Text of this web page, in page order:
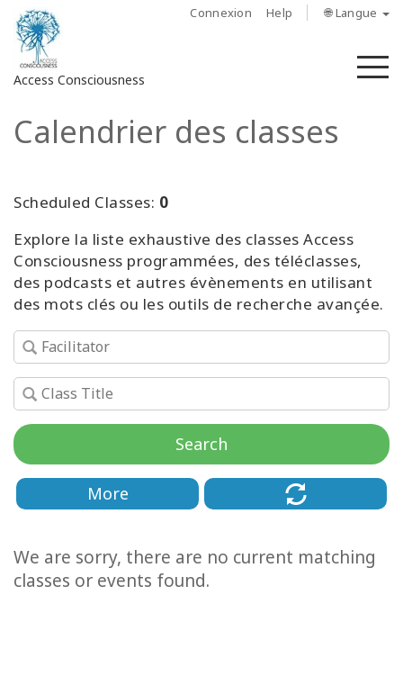
Connexion Help 🌐 Langue
Access Consciousness
Connectez-
votre
À
propos
Bars
Les
régions
Facilitateurs
More
Calendrier des classes
Scheduled Classes: 0
Explore la liste exhaustive des classes Access
Consciousness programmées, des téléclasses,
des podcasts et autres évènements en utilisant
des mots clés ou les outils de recherche avançée.
Search
More
We are sorry, there are no current matching
classes or events found.